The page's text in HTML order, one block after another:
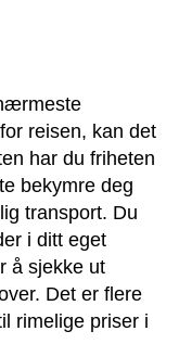
reisen, kan det
har du friheten
bekymre deg
transport. Du
i ditt eget
å sjekke ut
Det er flere
rimelige priser i